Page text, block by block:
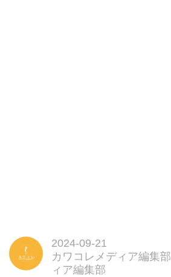
2024-09-21
カワコレメディア編集部
ィア編集部